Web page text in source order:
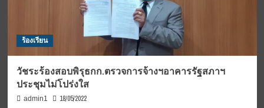
ร้องเรียน
วัชระร้องสอบพิรุธกก.ตรวจการจ้างฯอาคารรัฐสภาฯ
ประชุมไม่โปร่งใส
admin1 18/05/2022